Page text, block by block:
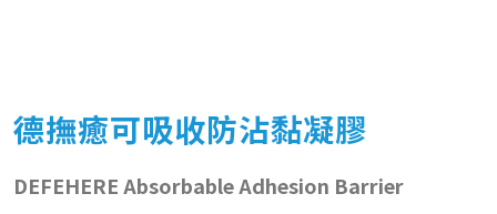
德撫癒可吸收防沾黏凝膠
DEFEHERE Absorbable Adhesion Barrier